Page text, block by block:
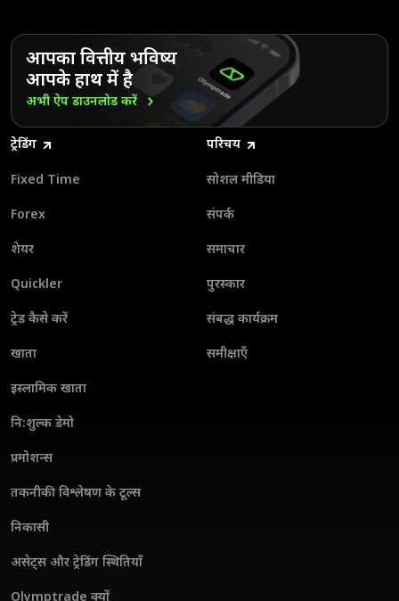
आपका वित्तीय भविष्य
आपके हाथ में है
अभी ऐप डाउनलोड करें
ट्रेडिंग
Fixed Time
Forex
शेयर
Quickler
ट्रेड कैसे करें
खाता
इस्लामिक खाता
नि:शुल्क डेमो
प्रमोशन्स
तकनीकी विश्लेषण के टूल्स
निकासी
असेट्स और ट्रेडिंग स्थितियाँ
परिचय
सोशल मीडिया
संपर्क
समाचार
पुरस्कार
संबद्ध कार्यक्रम
समीक्षाएँ